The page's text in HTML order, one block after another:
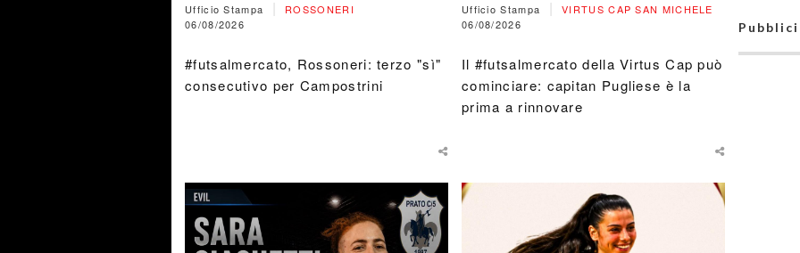
Ufficio Stampa
ROSSONERI
06/08/2026
#futsalmercato, Rossoneri: terzo "sì"
consecutivo per Campostrini
Ufficio Stampa
VIRTUS CAP SAN MICHELE
06/08/2026
Il #futsalmercato della Virtus Cap può
cominciare: capitan Pugliese è la
prima a rinnovare
stavolta